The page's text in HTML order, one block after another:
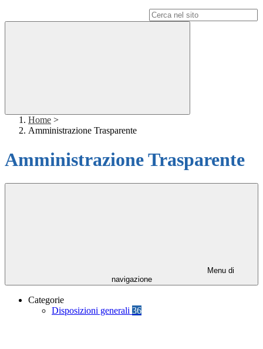
Home >
Amministrazione Trasparente
Amministrazione Trasparente
Menu di
navigazione
Categorie
Disposizioni generali 36